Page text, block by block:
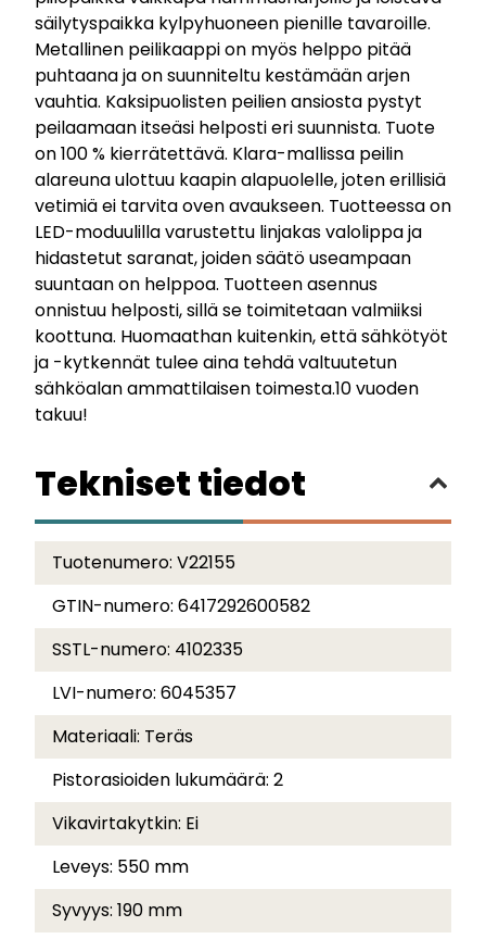
säilytyspaikka kylpyhuoneen pienille tavaroille.
Metallinen peilikaappi on myös helppo pitää
puhtaana ja on suunniteltu kestämään arjen
vauhtia. Kaksipuolisten peilien ansiosta pystyt
peilaamaan itseäsi helposti eri suunnista. Tuote
on 100 % kierrätettävä. Klara-mallissa peilin
alareuna ulottuu kaapin alapuolelle, joten erillisiä
vetimiä ei tarvita oven avaukseen. Tuotteessa on
LED-moduulilla varustettu linjakas valolippa ja
hidastetut saranat, joiden säätö useampaan
suuntaan on helppoa. Tuotteen asennus
onnistuu helposti, sillä se toimitetaan valmiiksi
koottuna. Huomaathan kuitenkin, että sähkötyöt
ja -kytkennät tulee aina tehdä valtuutetun
sähköalan ammattilaisen toimesta.10 vuoden
takuu!
Tekniset tiedot
Tuotenumero: V22155
GTIN-numero: 6417292600582
SSTL-numero: 4102335
LVI-numero: 6045357
Materiaali: Teräs
Pistorasioiden lukumäärä: 2
Vikavirtakytkin: Ei
Leveys: 550 mm
Syvyys: 190 mm